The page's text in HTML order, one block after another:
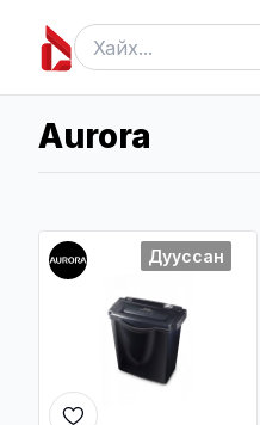
Aurora
Дууссан